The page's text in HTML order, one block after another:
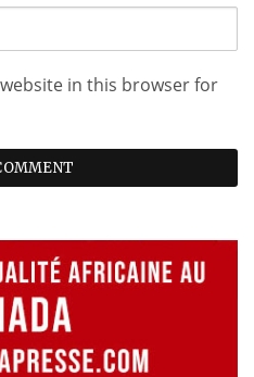
in this browser for